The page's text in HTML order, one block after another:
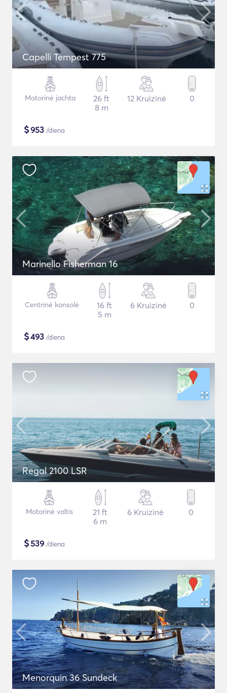
Capelli Tempest 775
Motorinė jachta
26 ft
8 m
12 Kruizinė 0
$953 /diena
Marinello Fisherman 16
Centrinė konsolė
16 ft
5 m
6 Kruizinė 0
$493 /diena
Regal 2100 LSR
Motorinė valtis
21 ft
6 m
6 Kruizinė 0
$539 /diena
Menorquin 36 Sundeck